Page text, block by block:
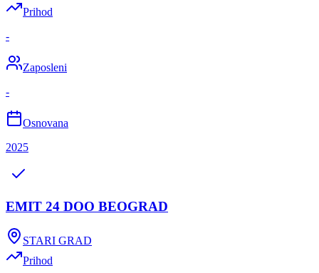
Prihod
-
Zaposleni
-
Osnovana
2025
EMIT 24 DOO BEOGRAD
STARI GRAD
Prihod